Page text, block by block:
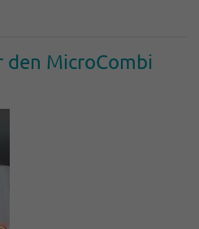
den Micro­Combi